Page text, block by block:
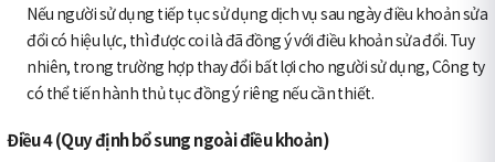
Nếu người sử dụng tiếp tục sử dụng dịch vụ sau ngày điều khoản sửa
đổi có hiệu lực, thì được coi là đã đồng ý với điều khoản sửa đổi. Tuy
nhiên, trong trường hợp thay đổi bất lợi cho người sử dụng, Công ty
có thể tiến hành thủ tục đồng ý riêng nếu cần thiết.
Điều 4 (Quy định bổ sung ngoài điều khoản)